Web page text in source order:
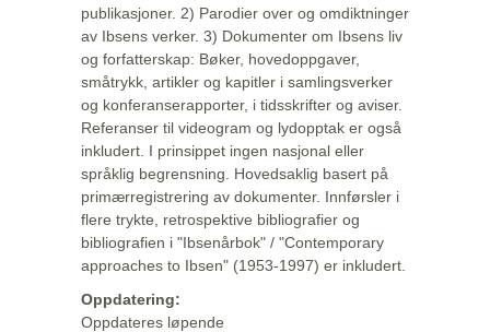
publikasjoner. 2) Parodier over og omdiktninger
av Ibsens verker. 3) Dokumenter om Ibsens liv
og forfatterskap: Bøker, hovedoppgaver,
småtrykk, artikler og kapitler i samlingsverker
og konferanserapporter, i tidsskrifter og aviser.
Referanser til videogram og lydopptak er også
inkludert. I prinsippet ingen nasjonal eller
språklig begrensning. Hovedsaklig basert på
primærregistrering av dokumenter. Innførsler i
flere trykte, retrospektive bibliografier og
bibliografien i "Ibsenårbok" / "Contemporary
approaches to Ibsen" (1953-1997) er inkludert.
Oppdatering:
Oppdateres løpende